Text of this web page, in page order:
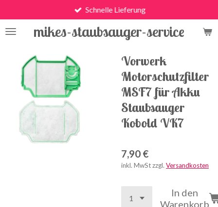
Hauptinhalt
springenmikes-staubsauger-service
Schnelle Lieferung
Vorwerk
Motorschutzfilter
MSF7 für Akku
Staubsauger
Kobold VK7
7,90 €
inkl. MwSt zzgl. Versandkosten
In den
Warenkorb